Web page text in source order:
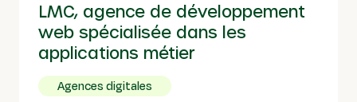
LMC, agence de développement
web spécialisée dans les
applications métier
Agences digitales